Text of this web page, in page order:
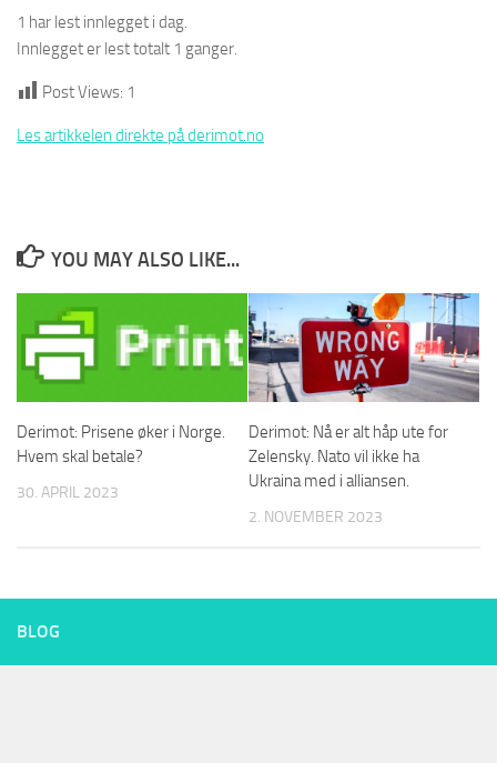
1 har lest innlegget i dag.
Innlegget er lest totalt 1 ganger.
Post Views: 1
Les artikkelen direkte på derimot.no
YOU MAY ALSO LIKE...
Derimot: Prisene øker i Norge.
Hvem skal betale?
30. APRIL 2023
Derimot: Nå er alt håp ute for
Zelensky. Nato vil ikke ha
Ukraina med i alliansen.
2. NOVEMBER 2023
BLOG